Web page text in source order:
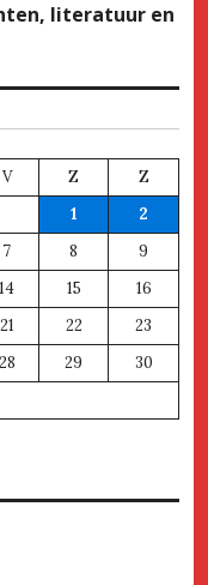
literatuur en
V Z
Z
1
2
7 8
9
14 15
16
21 22
23
28 29
30